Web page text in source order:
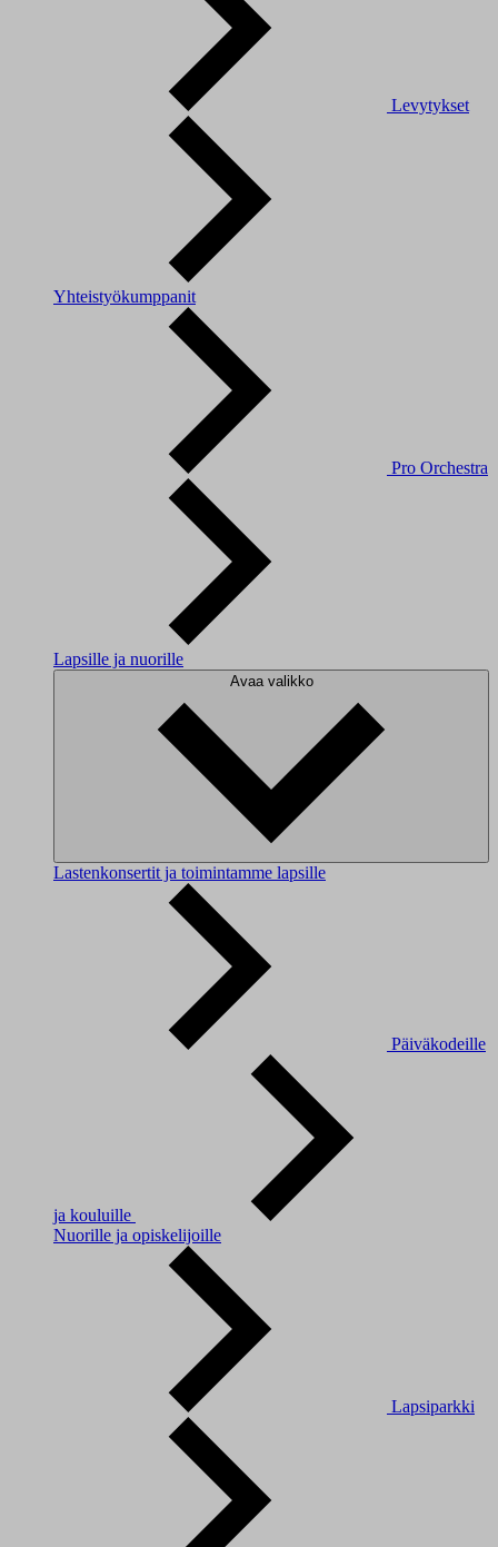
Levytykset
Yhteistyökumppanit
Pro Orchestra
Lapsille ja nuorille
Avaa valikko
Lastenkonsertit ja toimintamme lapsille
Päiväkodeille
ja kouluille
Nuorille ja opiskelijoille
Lapsiparkki